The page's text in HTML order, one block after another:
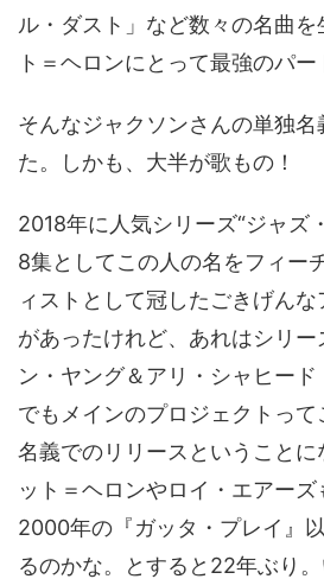
ル・ダスト」など数々の名曲
ト＝ヘロンにとって最強のパー
そんなジャクソンさんの単独名
た。しかも、大半が歌もの！
2018年に人気シリーズ“ジャズ
8集としてこの人の名をフィー
ィストとして冠したごきげん
があったけれど、あれはシリ
ン・ヤング＆アリ・​シャヒード
でもメインのプロジェクトって
名義でのリリースということに
ット＝ヘロンやロイ・エアーズ
2000年の『ガッタ・プレイ』
るのかな。とすると22年ぶり